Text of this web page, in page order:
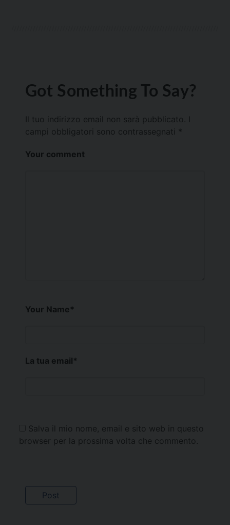
Got Something To Say?
Il tuo indirizzo email non sarà pubblicato.
campi obbligatori sono contrassegnati *
Your comment
Your Name*
La tua email*
Salva il mio nome, email e sito web in questo
browser per la prossima volta che commento.